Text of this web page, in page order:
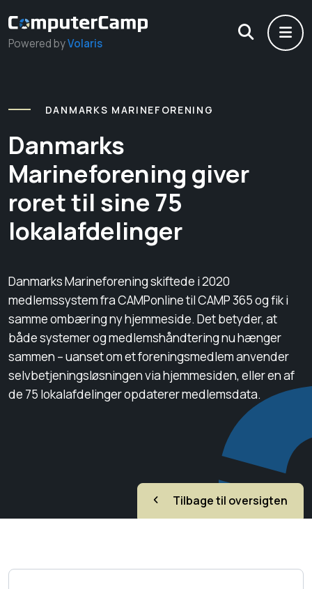
Powered byVolaris
DANMARKS MARINEFORENING
Danmarks
Marineforening giver
roret til sine 75
lokalafdelinger
Danmarks Marineforening skiftede i 2020
medlemssystem fra CAMPonline til CAMP 365 og fik i
samme ombæring ny hjemmeside. Det betyder, at
både systemer og medlemshåndtering nu hænger
sammen – uanset om et foreningsmedlem anvender
selvbetjeningsløsningen via hjemmesiden, eller en af
de 75 lokalafdelinger opdaterer medlemsdata.
Tilbage til oversigten